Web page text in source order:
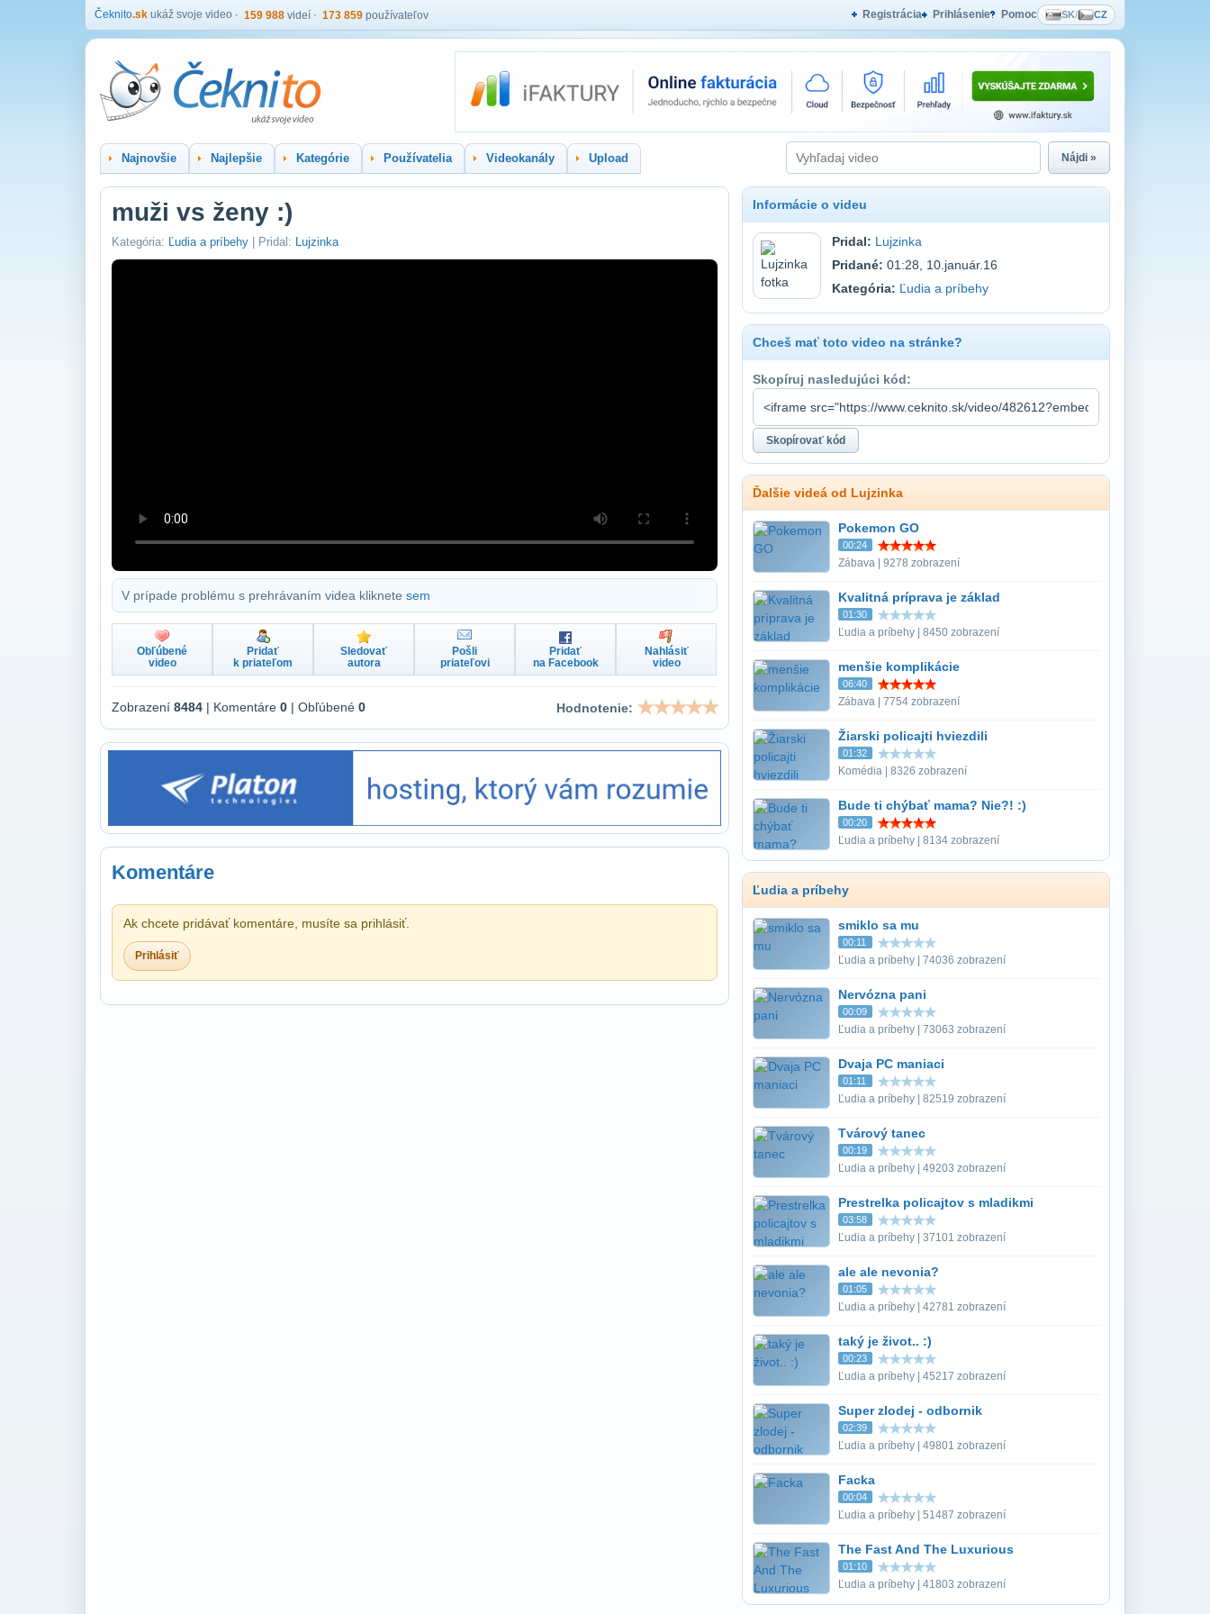
Čeknito.sk ukáž svoje video 159 988 videí 173 859 používateľov Registrácia Prihlásenie Pomoc SK/ CZ
Najnovšie Najlepšie Kategórie Používatelia Videokanály Upload Nájdi »
muži vs ženy :)
Kategória: Ľudia a príbehy | Pridal: Lujzinka
V prípade problému s prehrávaním videa kliknete sem
Obľúbené
video
Pridať
k priateľom
Sledovať
autora
Pošli
priateľovi
Pridať
na Facebook
Nahlásiť
video
Zobrazení 8484 | Komentáre 0 | Obľúbené 0 Hodnotenie:
Komentáre
Ak chcete pridávať komentáre, musíte sa prihlásiť.
Prihlásiť
Informácie o videu
Pridal: Lujzinka
Pridané: 01:28, 10.január.16
Kategória: Ľudia a príbehy
Chceš mať toto video na stránke?
Skopíruj nasledujúci kód:
Ďalšie videá od Lujzinka
Pokemon GO
00:24
Zábava | 9278 zobrazení
Kvalitná príprava je základ
01:30
Ľudia a príbehy | 8450 zobrazení
menšie komplikácie
06:40
Zábava | 7754 zobrazení
Žiarski policajti hviezdili
01:32
Komédia | 8326 zobrazení
Bude ti chýbať mama? Nie?! :)
00:20
Ľudia a príbehy | 8134 zobrazení
Ľudia a príbehy
smiklo sa mu
00:11
Ľudia a príbehy | 74036 zobrazení
Nervózna pani
00:09
Ľudia a príbehy | 73063 zobrazení
Dvaja PC maniaci
01:11
Ľudia a príbehy | 82519 zobrazení
Tvárový tanec
00:19
Ľudia a príbehy | 49203 zobrazení
Prestrelka policajtov s mladikmi
03:58
Ľudia a príbehy | 37101 zobrazení
ale ale nevonia?
01:05
Ľudia a príbehy | 42781 zobrazení
taký je život.. :)
00:23
Ľudia a príbehy | 45217 zobrazení
Super zlodej - odbornik
02:39
Ľudia a príbehy | 49801 zobrazení
Facka
00:04
Ľudia a príbehy | 51487 zobrazení
The Fast And The Luxurious
01:10
Ľudia a príbehy | 41803 zobrazení